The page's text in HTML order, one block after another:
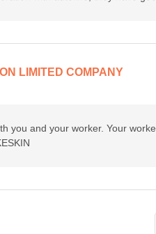
LIMITED COMPANY
you and your worker. Your